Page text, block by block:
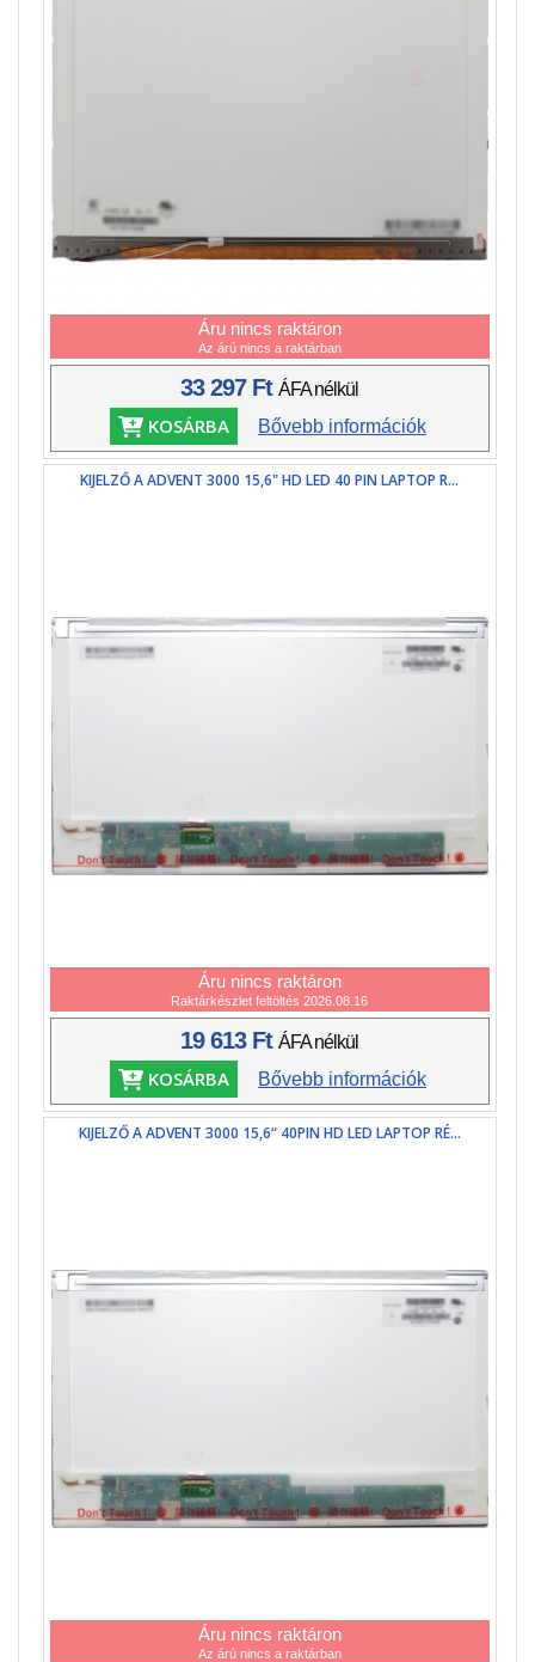
Áru nincs raktáron
Az árú nincs a raktárban
33 297 FtÁFA nélkül
KOSÁRBA Bővebb információk
KIJELZŐ A ADVENT 3000 15,6" HD LED 40 PIN LAPTOP R...
Áru nincs raktáron
Raktárkészlet feltöltés 2026.08.16
19 613 FtÁFA nélkül
KOSÁRBA Bővebb információk
KIJELZŐ A ADVENT 3000 15,6“ 40PIN HD LED LAPTOP RÉ...
Áru nincs raktáron
Az árú nincs a raktárban